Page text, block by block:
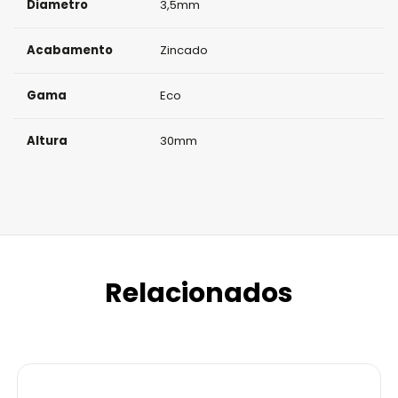
Diametro 3,5mm
Acabamento Zincado
Gama Eco
Altura 30mm
Relacionados